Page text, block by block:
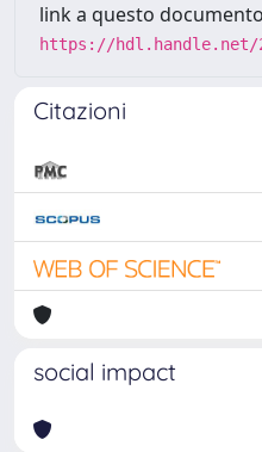
link a questo
https://hdl.handle.net/
Citazioni
social impact